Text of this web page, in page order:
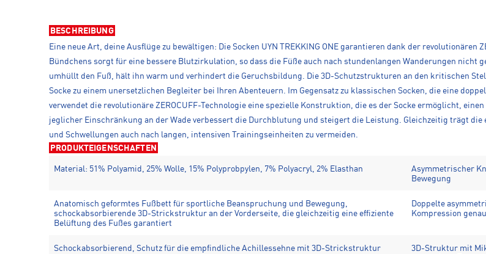
BESCHREIBUNG
Eine neue Art, deine Ausflüge zu bewältigen: Die Socken UYN TREKKING ONE garantieren dank der revolutionären
Bündchens sorgt für eine bessere Blutzirkulation, so dass die Füße auch nach stundenlangen Wanderungen nicht
umhüllt den Fuß, hält ihn warm und verhindert die Geruchsbildung. Die 3D-Schutzstrukturen an den kritischen
Socke zu einem unersetzlichen Begleiter bei Ihren Abenteuern. Im Gegensatz zu klassischen Socken, die eine
verwendet die revolutionäre ZEROCUFF-Technologie eine spezielle Konstruktion, die es der Socke ermöglicht,
jeglicher Einschränkung an der Wade verbessert die Durchblutung und steigert die Leistung. Gleichzeitig trägt
und Schwellungen auch nach langen, intensiven Trainingseinheiten zu vermeiden.
PRODUKTEIGENSCHAFTEN
Material: 51% Polyamid, 25% Wolle, 15% Polyprobpylen, 7% Polyacryl, 2% Elasthan
Asymmetrischer
Bewegung
Anatomisch geformtes Fußbett für sportliche Beanspruchung und Bewegung,
schockabsorbierende 3D-Strickstruktur an der Vorderseite, die gleichzeitig eine effiziente
Belüftung des Fußes garantiert
Doppelte
Kompression
Schockabsorbierend, Schutz für die empfindliche Achillessehne mit 3D-Strickstruktur
3D-Struktur mit